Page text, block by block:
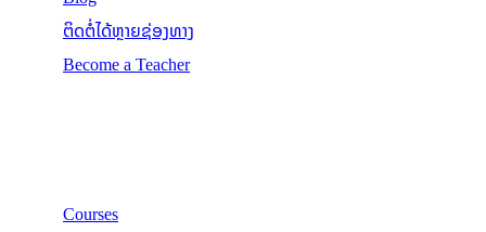
ຕິດຕໍ່ໄດ້ຫຼາຍຊ່ອງທາງ
Become a Teacher
Courses